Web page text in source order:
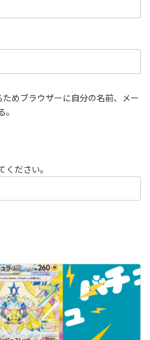
めブラウザーに自分の名前、メー
ください。